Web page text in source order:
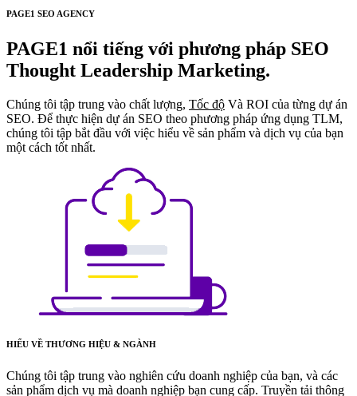
PAGE1 SEO AGENCY
PAGE1 nổi tiếng với phương pháp SEO
Thought Leadership Marketing.
Chúng tôi tập trung vào chất lượng, Tốc độ Và ROI của từng dự án
SEO. Để thực hiện dự án SEO theo phương pháp ứng dụng TLM,
chúng tôi tập bắt đầu với việc hiểu về sản phẩm và dịch vụ của bạn
một cách tốt nhất.
HIỂU VỀ THƯƠNG HIỆU & NGÀNH
Chúng tôi tập trung vào nghiên cứu doanh nghiệp của bạn, và các
sản phẩm dịch vụ mà doanh nghiệp bạn cung cấp. Truyền tải thông